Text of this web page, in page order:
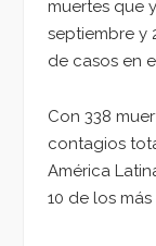
muertes que
septiembre y
de casos en
Con 338
contagios
América
10 de los